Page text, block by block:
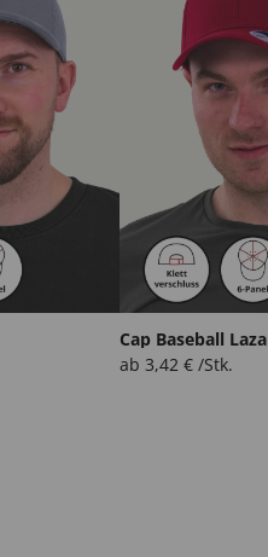
Cap Baseball Laza
ab 3,42 € /Stk.